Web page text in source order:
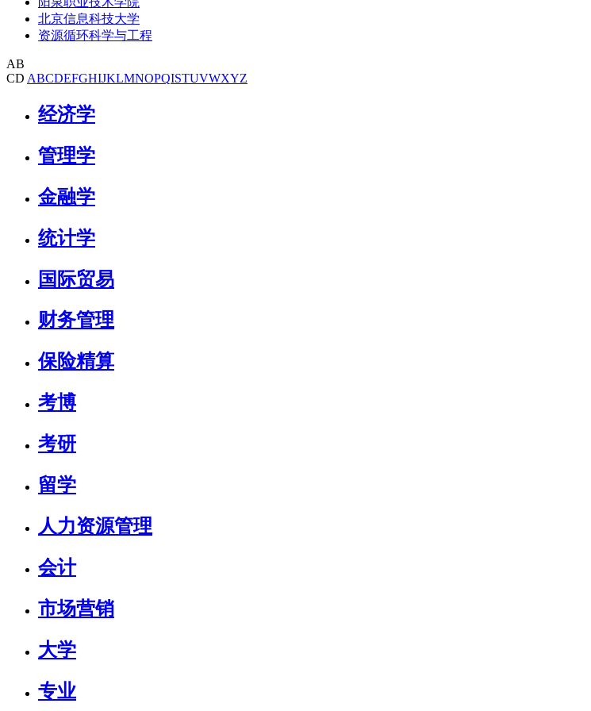
北京信息科技大学
资源循环科学与工程
AB
CD ABCDEFGHIJKLMNOPQISTUVWXYZ
经济学
管理学
金融学
统计学
国际贸易
财务管理
保险精算
考博
考研
留学
人力资源管理
会计
市场营销
大学
专业